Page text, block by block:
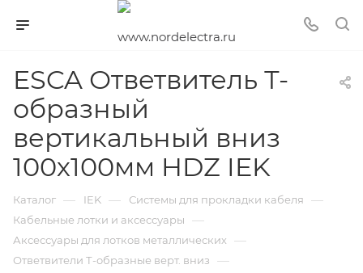
ESCA Ответвитель Т-
образный
вертикальный вниз
100х100мм HDZ IEK
Каталог — IEK — Системы для прокладки кабеля —
Кабельные лотки и аксессуары —
Аксессуары для лотков металлических —
Ответвители Т-образные верт. вниз —